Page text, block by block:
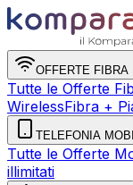
OFFERTE FIBRA
Tutte le Offerte
WirelessFibra +
TELEFONIA
Tutte le Offerte
illimitati